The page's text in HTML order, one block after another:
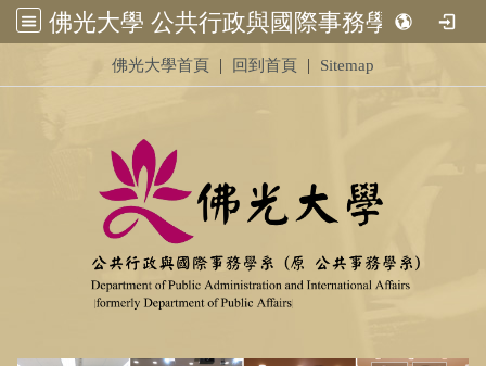
佛光大學 公共行政與國際事務學系 (原 公共事務學系)&nbsp;<br /> &nbsp;
佛光大學首頁 | 回到首頁 | Sitemap